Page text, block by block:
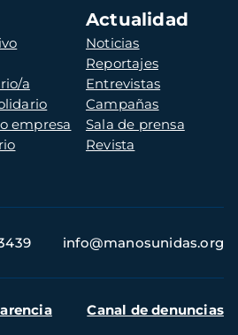
a
empresa
Actualidad
Noticias
Reportajes
Entrevistas
Campañas
Sala de prensa
Revista
info@manosunidas.org
Canal de denuncias